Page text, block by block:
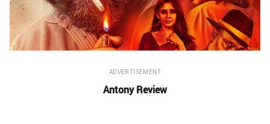
ADVERTISEMENT
Antony Review